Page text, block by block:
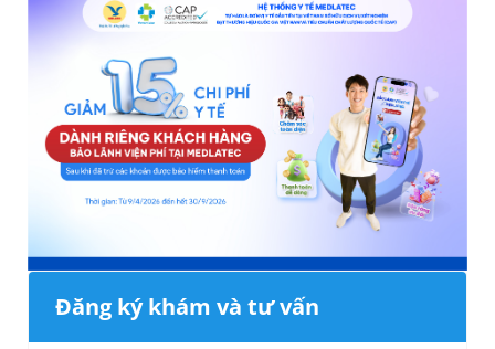
Đăng ký khám và tư vấn